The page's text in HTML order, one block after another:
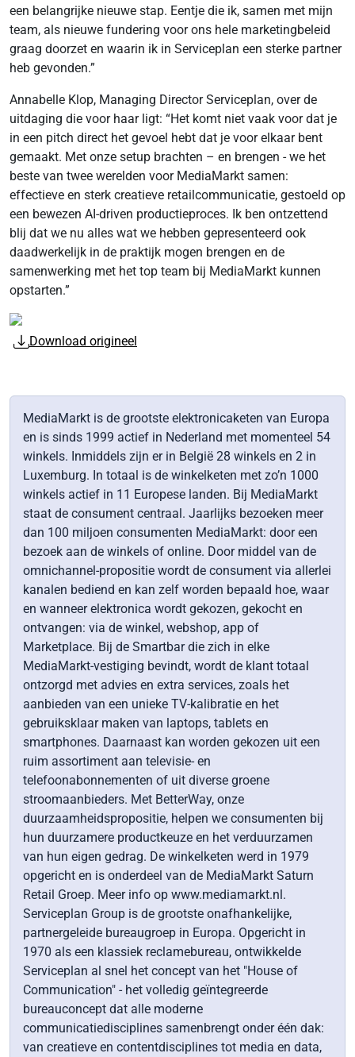
een belangrijke nieuwe stap. Eentje die ik, samen met mijn
team, als nieuwe fundering voor ons hele marketingbeleid
graag doorzet en waarin ik in Serviceplan een sterke partner
heb gevonden.”
Annabelle Klop, Managing Director Serviceplan, over de
uitdaging die voor haar ligt: “Het komt niet vaak voor dat je
in een pitch direct het gevoel hebt dat je voor elkaar bent
gemaakt. Met onze setup brachten – en brengen - we het
beste van twee werelden voor MediaMarkt samen:
effectieve en sterk creatieve retailcommunicatie, gestoeld op
een bewezen AI-driven productieproces. Ik ben ontzettend
blij dat we nu alles wat we hebben gepresenteerd ook
daadwerkelijk in de praktijk mogen brengen en de
samenwerking met het top team bij MediaMarkt kunnen
opstarten.”
Download origineel
MediaMarkt is de grootste elektronicaketen van Europa
en is sinds 1999 actief in Nederland met momenteel 54
winkels. Inmiddels zijn er in België 28 winkels en 2 in
Luxemburg. In totaal is de winkelketen met zo’n 1000
winkels actief in 11 Europese landen. Bij MediaMarkt
staat de consument centraal. Jaarlijks bezoeken meer
dan 100 miljoen consumenten MediaMarkt: door een
bezoek aan de winkels of online. Door middel van de
omnichannel-propositie wordt de consument via allerlei
kanalen bediend en kan zelf worden bepaald hoe, waar
en wanneer elektronica wordt gekozen, gekocht en
ontvangen: via de winkel, webshop, app of
Marketplace. Bij de Smartbar die zich in elke
MediaMarkt-vestiging bevindt, wordt de klant totaal
ontzorgd met advies en extra services, zoals het
aanbieden van een unieke TV-kalibratie en het
gebruiksklaar maken van laptops, tablets en
smartphones. Daarnaast kan worden gekozen uit een
ruim assortiment aan televisie- en
telefoonabonnementen of uit diverse groene
stroomaanbieders. Met BetterWay, onze
duurzaamheidspropositie, helpen we consumenten bij
hun duurzamere productkeuze en het verduurzamen
van hun eigen gedrag. De winkelketen werd in 1979
opgericht en is onderdeel van de MediaMarkt Saturn
Retail Groep. Meer info op www.mediamarkt.nl.
Serviceplan Group is de grootste onafhankelijke,
partnergeleide bureaugroep in Europa. Opgericht in
1970 als een klassiek reclamebureau, ontwikkelde
Serviceplan al snel het concept van het "House of
Communication" - het volledig geïntegreerde
bureauconcept dat alle moderne
communicatiedisciplines samenbrengt onder één dak:
van creatieve en contentdisciplines tot media en data,